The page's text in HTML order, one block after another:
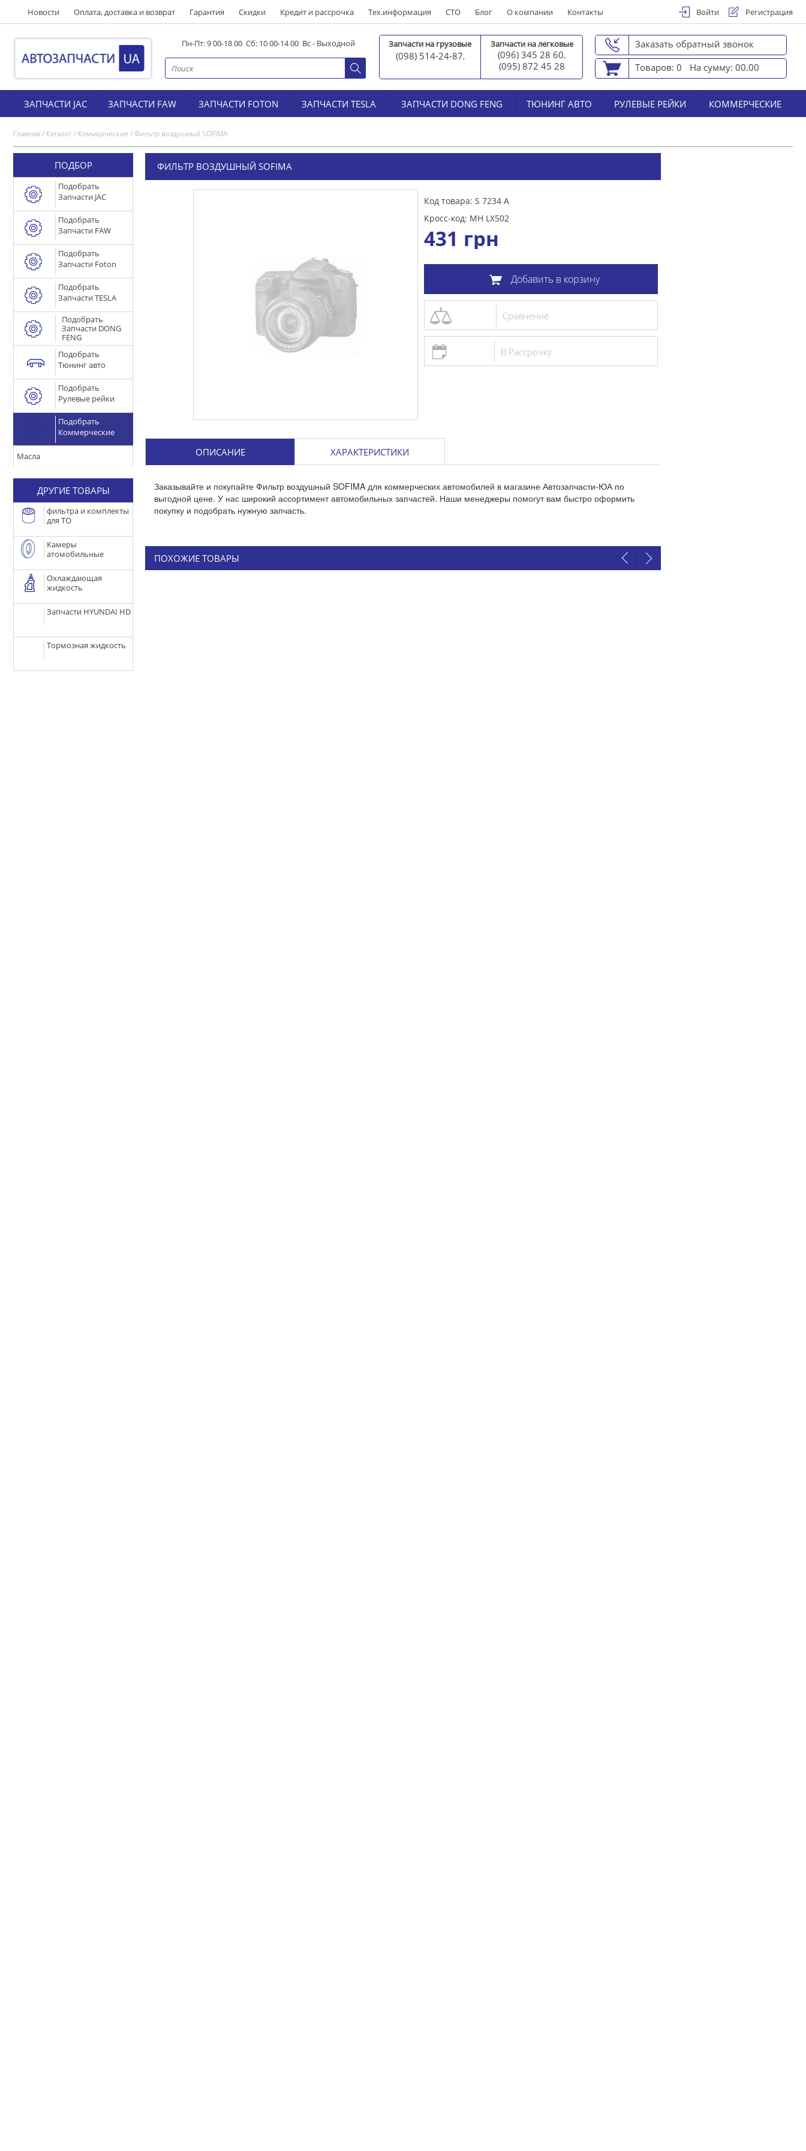
Новости Оплата, доставка и возврат Гарантия Скидки Кредит и рассрочка Тех.информация СТО Блог О компании Контакты Войти Регистрация
Пн-Пт: 9 00-18 00 Сб: 10 00-14 00 Вс - Выходной Запчасти на грузовые
(098) 514-24-87,
Запчасти на легковые
(096) 345 28 60,
(095) 872 45 28
Заказать обратный звонок
Товаров: 0
На сумму: 00.00
ЗАПЧАСТИ JAC ЗАПЧАСТИ FAW ЗАПЧАСТИ FOTON ЗАПЧАСТИ TESLA ЗАПЧАСТИ DONG FENG ТЮНИНГ АВТО РУЛЕВЫЕ РЕЙКИ КОММЕРЧЕСКИЕ
Главная/ Каталог/ Коммерческие /Фильтр воздушный SOFIMA
ПОДБОР
Подобрать
Запчасти JAC
Подобрать
Запчасти FAW
Подобрать
Запчасти Foton
Подобрать
Запчасти TESLA
Подобрать
Запчасти DONG
FENG
Подобрать
Тюнинг авто
Подобрать
Рулевые рейки
Подобрать
Коммерческие
Масла
ДРУГИЕ ТОВАРЫ
фильтра и комплекты
для ТО
Камеры
атомобильные
Охлаждающая
жидкость
Запчасти HYUNDAI HD
Тормозная жидкость
ФИЛЬТР ВОЗДУШНЫЙ SOFIMA
Код товара: S 7234 A
Кросс-код: MH LX502
431 грн
Добавить в корзину
Сравнение
В Рассрочку
ОПИСАНИЕ ХАРАКТЕРИСТИКИ
Заказывайте и покупайте Фильтр воздушный SOFIMA для коммерческих автомобилей в магазине Автозапчасти-ЮА по
выгодной цене. У нас широкий ассортимент автомобильных запчастей. Наши менеджеры помогут вам быстро оформить
покупку и подобрать нужную запчасть.
ПОХОЖИЕ ТОВАРЫ